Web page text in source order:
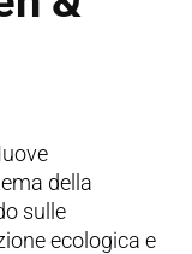
della
sulle
ecologica e